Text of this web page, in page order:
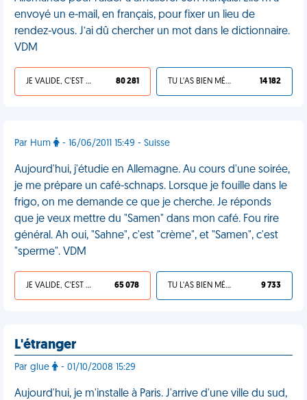
envoyé un e-mail, en français, pour fixer un lieu de
rendez-vous. J’ai dû chercher un mot dans le dictionnaire.
VDM
JE VALIDE, C'EST UNE VDM 80 281 TU L'AS BIEN MÉRITÉ 14 182
Par Hum - 16/06/2011 15:49 - Suisse
Aujourd'hui, j'étudie en Allemagne. Au cours d'une soirée,
je me prépare un café-schnaps. Lorsque je fouille dans le
frigo, on me demande ce que je cherche. Je réponds
que je veux mettre du "Samen" dans mon café. Fou rire
général. Ah oui, "Sahne", c'est "crème", et "Samen", c'est
"sperme". VDM
JE VALIDE, C'EST UNE VDM 65 078 TU L'AS BIEN MÉRITÉ 9 733
L'étranger
Par glue - 01/10/2008 15:29
Aujourd'hui, je m'installe à Paris. J'arrive d'une ville du sud,